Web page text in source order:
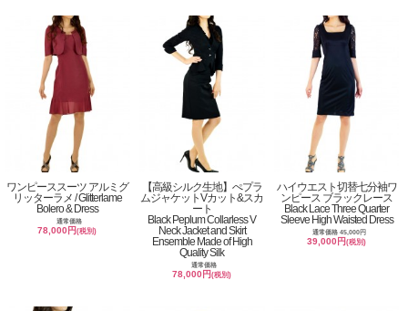
ワンピーススーツ アルミグ
リッターラメ / Glitterlame
Bolero & Dress
通常価格
78,000円(税別)
【高級シルク生地】ぺプラ
ムジャケットVカット&スカ
ート
Black Peplum Collarless V
Neck Jacket and Skirt
Ensemble Made of High
Quality Silk
通常価格
78,000円(税別)
ハイウエスト切替七分袖ワ
ンピース ブラックレース
Black Lace Three Quarter
Sleeve High Waisted Dress
通常価格 45,000円
39,000円(税別)